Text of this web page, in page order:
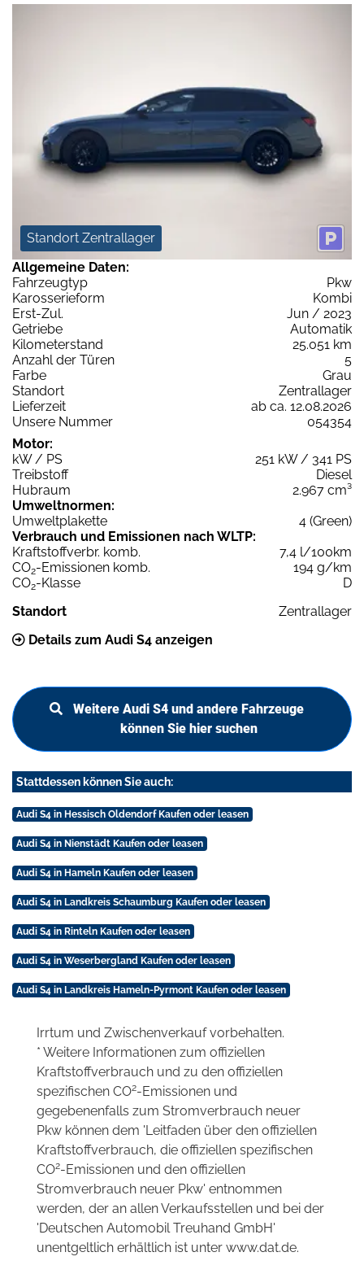
Standort Zentrallager
Allgemeine Daten:
Fahrzeugtyp
Pkw
Karosserieform
Kombi
Erst-Zul.
Jun / 2023
Getriebe
Automatik
Kilometerstand
25.051 km
Anzahl der Türen
5
Farbe
Grau
Standort
Zentrallager
Lieferzeit
ab ca. 12.08.2026
Unsere Nummer
054354
Motor:
kW / PS
251 kW / 341 PS
Treibstoff
Diesel
Hubraum
2.967 cm³
Umweltnormen:
Umweltplakette
4 (Green)
Verbrauch und Emissionen nach WLTP:
Kraftstoffverbr. komb.
7,4 l/100km
CO2-Emissionen komb.
194 g/km
CO2-Klasse
D
Standort
Zentrallager
Details zum Audi S4 anzeigen
Weitere Audi S4 und andere Fahrzeuge
können Sie hier suchen
Stattdessen können Sie auch:
Audi S4 in Hessisch Oldendorf Kaufen oder leasen
Audi S4 in Nienstädt Kaufen oder leasen
Audi S4 in Hameln Kaufen oder leasen
Audi S4 in Landkreis Schaumburg Kaufen oder leasen
Audi S4 in Rinteln Kaufen oder leasen
Audi S4 in Weserbergland Kaufen oder leasen
Audi S4 in Landkreis Hameln-Pyrmont Kaufen oder leasen
Irrtum und Zwischenverkauf vorbehalten.
* Weitere Informationen zum offiziellen
Kraftstoffverbrauch und zu den offiziellen
spezifischen CO2-Emissionen und
gegebenenfalls zum Stromverbrauch neuer
Pkw können dem 'Leitfaden über den offiziellen
Kraftstoffverbrauch, die offiziellen spezifischen
CO2-Emissionen und den offiziellen
Stromverbrauch neuer Pkw' entnommen
werden, der an allen Verkaufsstellen und bei der
'Deutschen Automobil Treuhand GmbH'
unentgeltlich erhältlich ist unter www.dat.de.